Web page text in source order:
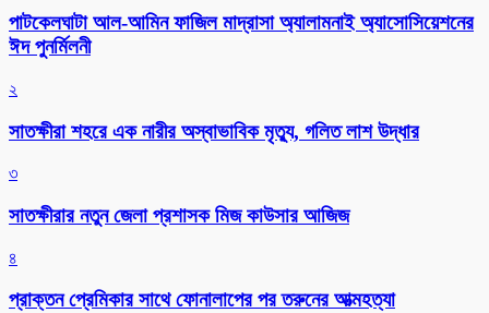
পাটকেলঘাটা আল-আমিন ফাজিল মাদ্রাসা অ্যালামনাই অ্যাসোসিয়েশনের
ঈদ পুনর্মিলনী
২
সাতক্ষীরা শহরে এক নারীর অস্বাভাবিক মৃত্যু, গলিত লাশ উদ্ধার
৩
সাতক্ষীরার নতুন জেলা প্রশাসক মিজ কাউসার আজিজ
৪
প্রাক্তন প্রেমিকার সাথে ফোনালাপের পর তরুনের আত্মহত্যা